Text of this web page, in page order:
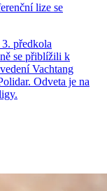
lize se
předkola
se přiblížili k
Vachtang
Odveta je na